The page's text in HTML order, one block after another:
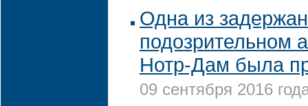
Одна из
подозрительном
Нотр-Дам была
09 сентября 2016